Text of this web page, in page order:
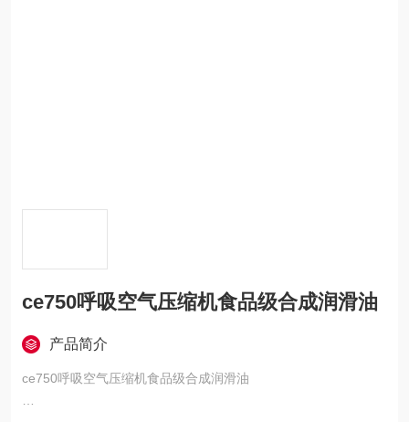
ce750呼吸空气压缩机食品级合成润滑油
产品简介
ce750呼吸空气压缩机食品级合成润滑油